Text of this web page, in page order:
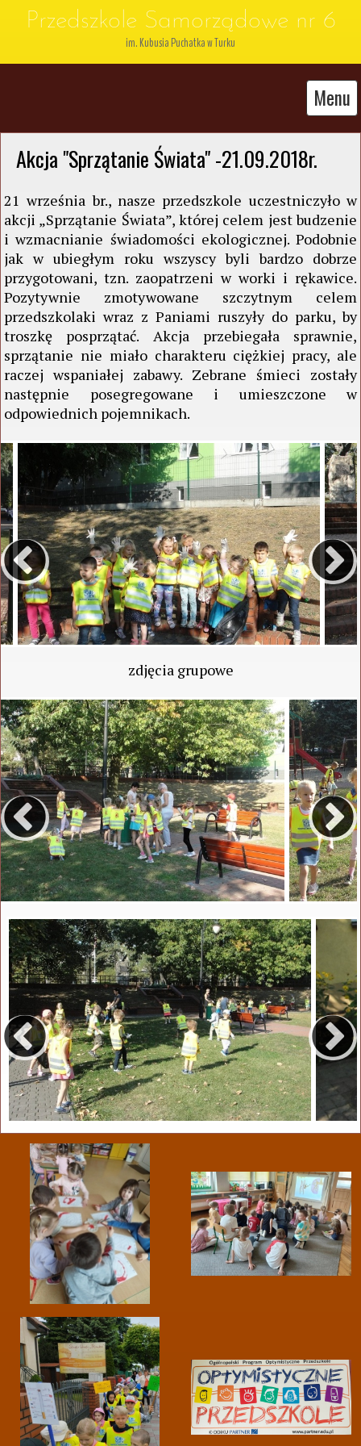
Przedszkole Samorządowe nr 6
im. Kubusia Puchatka w Turku
Menu
Akcja "Sprzątanie Świata" -21.09.2018r.
21 września br., nasze przedszkole uczestniczyło w
akcji „Sprzątanie Świata”, której celem jest budzenie
i wzmacnianie świadomości ekologicznej. Podobnie
jak w ubiegłym roku wszyscy byli bardzo dobrze
przygotowani, tzn. zaopatrzeni w worki i rękawice.
Pozytywnie zmotywowane szczytnym celem
przedszkolaki wraz z Paniami ruszyły do parku, by
troszkę posprzątać. Akcja przebiegała sprawnie,
sprzątanie nie miało charakteru ciężkiej pracy, ale
raczej wspaniałej zabawy. Zebrane śmieci zostały
następnie posegregowane i umieszczone w
odpowiednich pojemnikach.
zdjęcia grupowe